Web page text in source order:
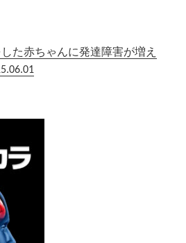
た赤ちゃんに発達障害が増え